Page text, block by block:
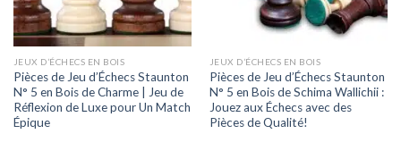
JEUX D’ÉCHECS EN BOIS
Pièces de Jeu d’Échecs Staunton
N° 5 en Bois de Charme | Jeu de
Réflexion de Luxe pour Un Match
Épique
JEUX D’ÉCHECS EN BOIS
Pièces de Jeu d’Échecs Staunton
N° 5 en Bois de Schima Wallichii :
Jouez aux Échecs avec des
Pièces de Qualité!